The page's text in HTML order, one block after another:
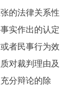
的法律关系性
实作出的认定
者民事行为效
对裁判理由及
分辩论的除